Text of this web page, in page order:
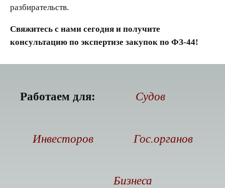
разбирательств.
Свяжитесь с нами сегодня и получите
консультацию по экспертизе закупок по ФЗ-44!
Работаем для: Судов
Инвесторов Гос.органов
Бизнеса